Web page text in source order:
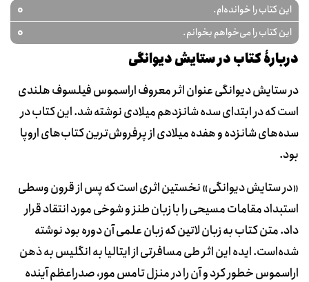
این کتاب را خوانده‌ام. 0
این کتاب را می‌خواهم بخوانم. 0
دربارۀ کتاب در ستایش دیوانگی
در ستایش دیوانگی عنوان اثر معروف اراسموس فیلسوف هلندی
است که در ابتدای سده شانزدهم میلادی نوشته شد. این کتاب در
سده‌های شانزده و هفده میلادی از پرفروش‌ترین کتاب‌های اروپا
بود.
«در ستایش دیوانگی» نخستین اثری است که پس از قرون وسطی
استبداد مقامات مسیحی را با زبان طنز و شوخی مورد انتقاد قرار
داد. متن کتاب به زبان لاتین که زبان علمی آن دوره بود نوشته
شده‌است. ایده این اثر طی مسافرتی از ایتالیا به انگلیس به ذهن
اراسموس خطور کرد و آن را در منزل تامس مور، صدراعظم آینده